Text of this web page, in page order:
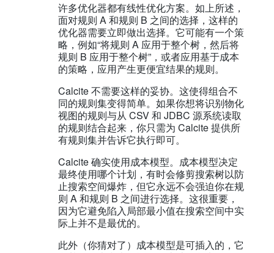
许多优化器都有线性优化方案。如上所述，
面对规则 A 和规则 B 之间的选择，这样的
优化器需要立即做出选择。它可能有一个策
略，例如“将规则 A 应用于整个树，然后将
规则 B 应用于整个树”，或者应用基于成本
的策略，应用产生更便宜结果的规则。
Calcite 不需要这样的妥协。这使得组合不
同的规则集变得简单。如果你想将识别物化
视图的规则与从 CSV 和 JDBC 源系统读取
的规则结合起来，你只需为 Calcite 提供所
有规则集并告诉它执行即可。
Calcite 确实使用成本模型。成本模型决定
最终使用哪个计划，有时会修剪搜索树以防
止搜索空间爆炸，但它永远不会强迫你在规
则 A 和规则 B 之间进行选择。这很重要，
因为它避免陷入局部最小值在搜索空间中实
际上并不是最优的。
此外（你猜对了）成本模型是可插入的，它